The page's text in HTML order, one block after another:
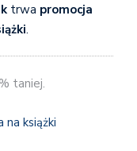
trwa promocja
.
taniej.